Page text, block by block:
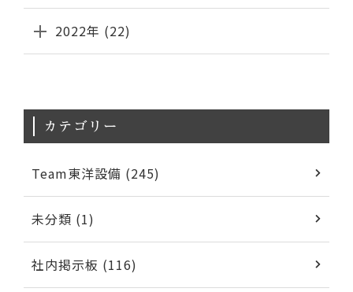
2022年 (22)
カテゴリー
Team東洋設備 (245)
未分類 (1)
社内掲示板 (116)